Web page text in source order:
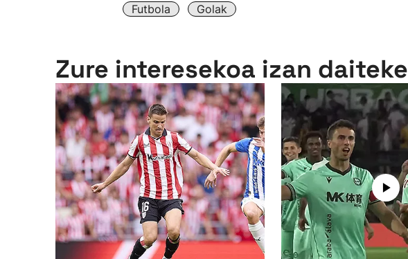
Futbola Golak
Zure interesekoa izan daiteke